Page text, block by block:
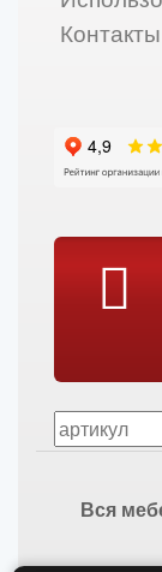
Контакты
Вся